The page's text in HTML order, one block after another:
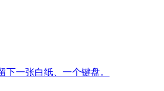
下一张白纸、一个键盘。